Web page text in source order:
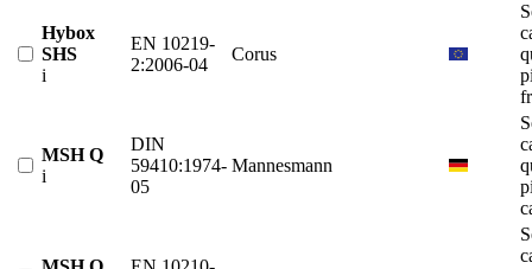
Hybox
SHS
i
EN 10219-
2:2006-04
Corus
MSH Q
i
DIN
59410:1974-
05
Mannesmann